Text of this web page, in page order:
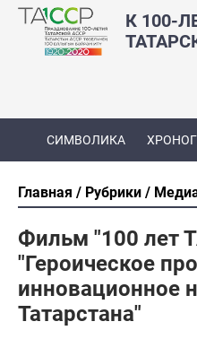
К 100-
СИМВОЛИКА
Главная Рубрики
Фильм "100 лет
"Героическое
инновационное
Татарстана"